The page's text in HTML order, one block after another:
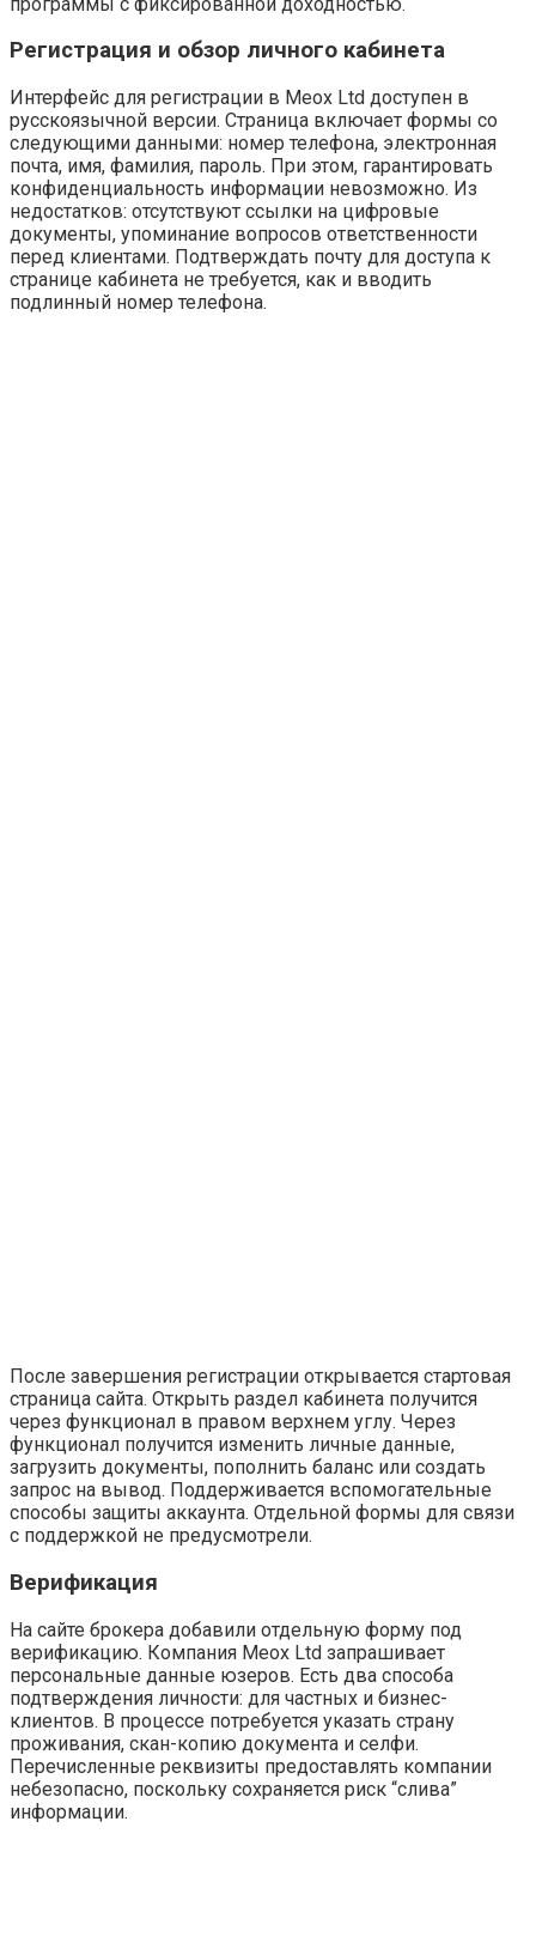
Регистрация и обзор личного кабинета
Интерфейс для регистрации в Meox Ltd доступен в
русскоязычной версии. Страница включает формы со
следующими данными: номер телефона, электронная
почта, имя, фамилия, пароль. При этом, гарантировать
конфиденциальность информации невозможно. Из
недостатков: отсутствуют ссылки на цифровые
документы, упоминание вопросов ответственности
перед клиентами. Подтверждать почту для доступа к
странице кабинета не требуется, как и вводить
подлинный номер телефона.
После завершения регистрации открывается стартовая
страница сайта. Открыть раздел кабинета получится
через функционал в правом верхнем углу. Через
функционал получится изменить личные данные,
загрузить документы, пополнить баланс или создать
запрос на вывод. Поддерживается вспомогательные
способы защиты аккаунта. Отдельной формы для связи
с поддержкой не предусмотрели.
Верификация
На сайте брокера добавили отдельную форму под
верификацию. Компания Meox Ltd запрашивает
персональные данные юзеров. Есть два способа
подтверждения личности: для частных и бизнес-
клиентов. В процессе потребуется указать страну
проживания, скан-копию документа и селфи.
Перечисленные реквизиты предоставлять компании
небезопасно, поскольку сохраняется риск “слива”
информации.